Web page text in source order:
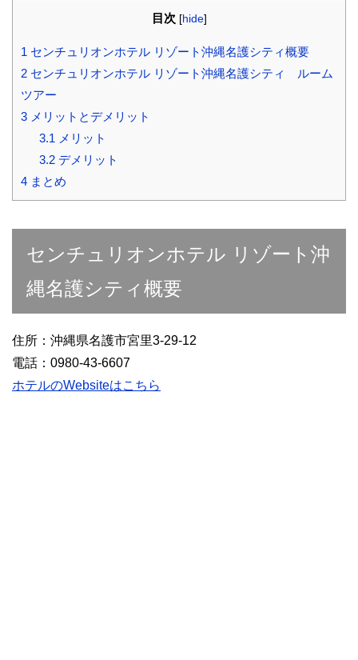
目次 [hide]
1 センチュリオンホテル リゾート沖縄名護シティ概要
2 センチュリオンホテル リゾート沖縄名護シティ ルーム
ツアー
3 メリットとデメリット
3.1メリット
3.2デメリット
4 まとめ
センチュリオンホテル リゾート沖
縄名護シティ概要
住所：沖縄県名護市宮里3-29-12
電話：0980-43-6607
ホテルのWebsiteはこちら